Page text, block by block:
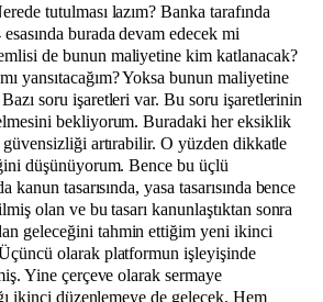
tutulması lazım? Banka tarafında
burada devam edecek mi
de bunun maliyetine kim katlanacak?
yansıtacağım? Yoksa bunun maliyetine
soru işaretleri var. Bu soru işaretlerinin
bekliyorum. Buradaki her eksiklik
artırabilir. O yüzden dikkatle
düşünüyorum. Bence bu üçlü
kanun tasarısında, yasa tasarısında bence
olan ve bu tasarı kanunlaştıktan sonra
geleceğini tahmin ettiğim yeni ikinci
olarak platformun işleyişinde
Yine çerçeve olarak sermaye
ikinci düzenlemeye de gelecek. Hem